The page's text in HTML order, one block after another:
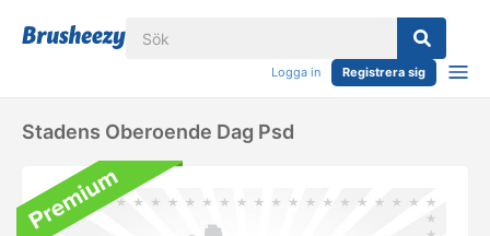
Logga in Registrera sig
Stadens Oberoende Dag Psd